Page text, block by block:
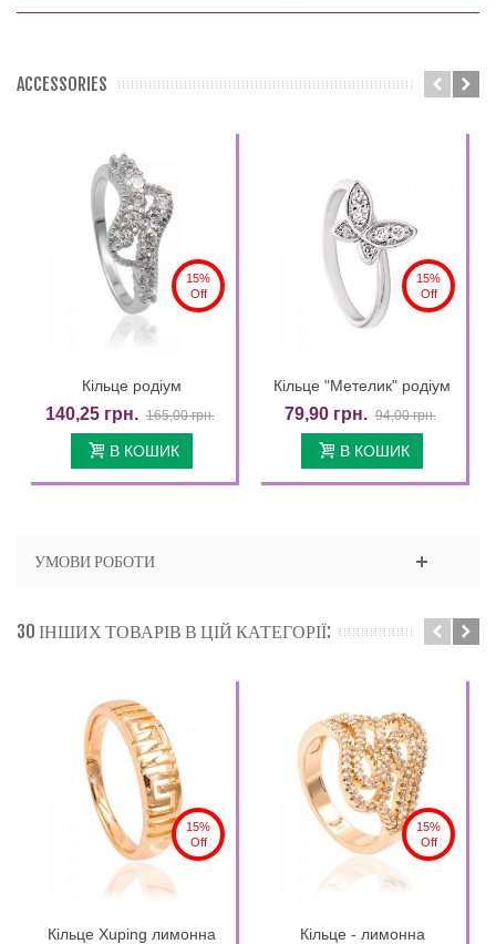
ACCESSORIES
15%
Off
Кільце родіум
140,25 грн. 165,00 грн.
В КОШИК
15%
Off
Кільце "Метелик" родіум
79,90 грн. 94,00 грн.
В КОШИК
УМОВИ РОБОТИ
30 ІНШИХ ТОВАРІВ В ЦІЙ КАТЕГОРІЇ:
15%
Off
Кільце Xuping лимонна
15%
Off
Кільце - лимонна